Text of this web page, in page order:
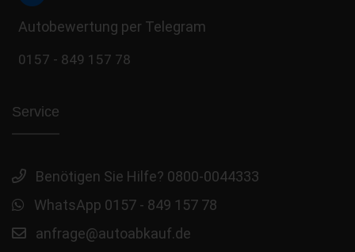
Autobewertung per Telegram
0157 - 849 157 78
Service
Benötigen Sie Hilfe? 0800-0044333
WhatsApp 0157 - 849 157 78
anfrage@autoabkauf.de